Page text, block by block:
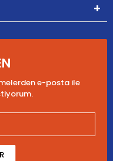
e-posta ile